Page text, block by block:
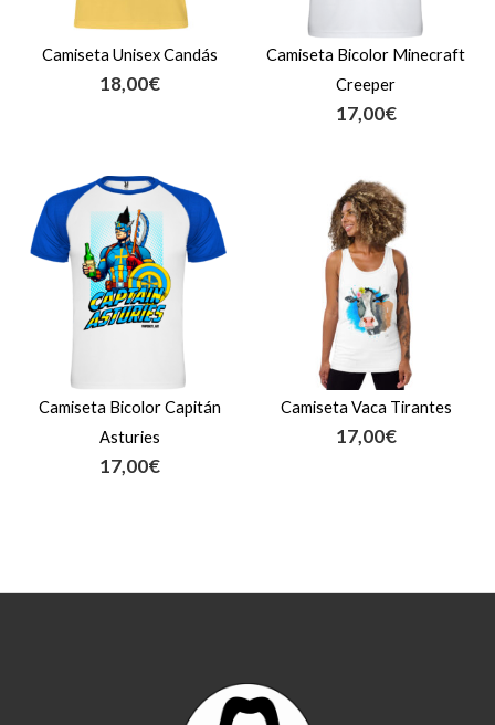
Camiseta Unisex Candás
18,00€
Camiseta Bicolor Minecraft
Creeper
17,00€
Camiseta Bicolor Capitán
Asturies
17,00€
Camiseta Vaca Tirantes
17,00€